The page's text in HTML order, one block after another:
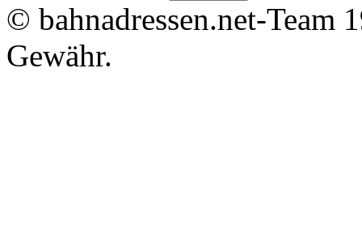
© bahnadressen.net-Team
Gewähr.